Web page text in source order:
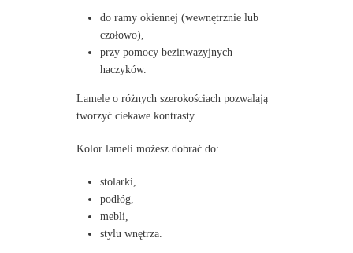
do ramy okiennej (wewnętrznie lub
czołowo),
przy pomocy bezinwazyjnych
haczyków.
Lamele o różnych szerokościach pozwalają
tworzyć ciekawe kontrasty.
Kolor lameli możesz dobrać do:
stolarki,
podłóg,
mebli,
stylu wnętrza.